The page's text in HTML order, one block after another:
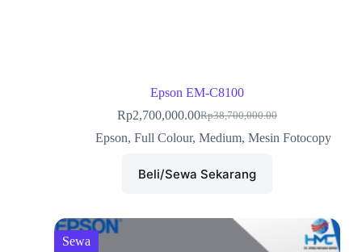
Epson EM-C8100
Rp38,700,000.00
Rp2,700,000.00
Epson, Full Colour, Medium, Mesin Fotocopy
Beli/Sewa Sekarang
Sewa